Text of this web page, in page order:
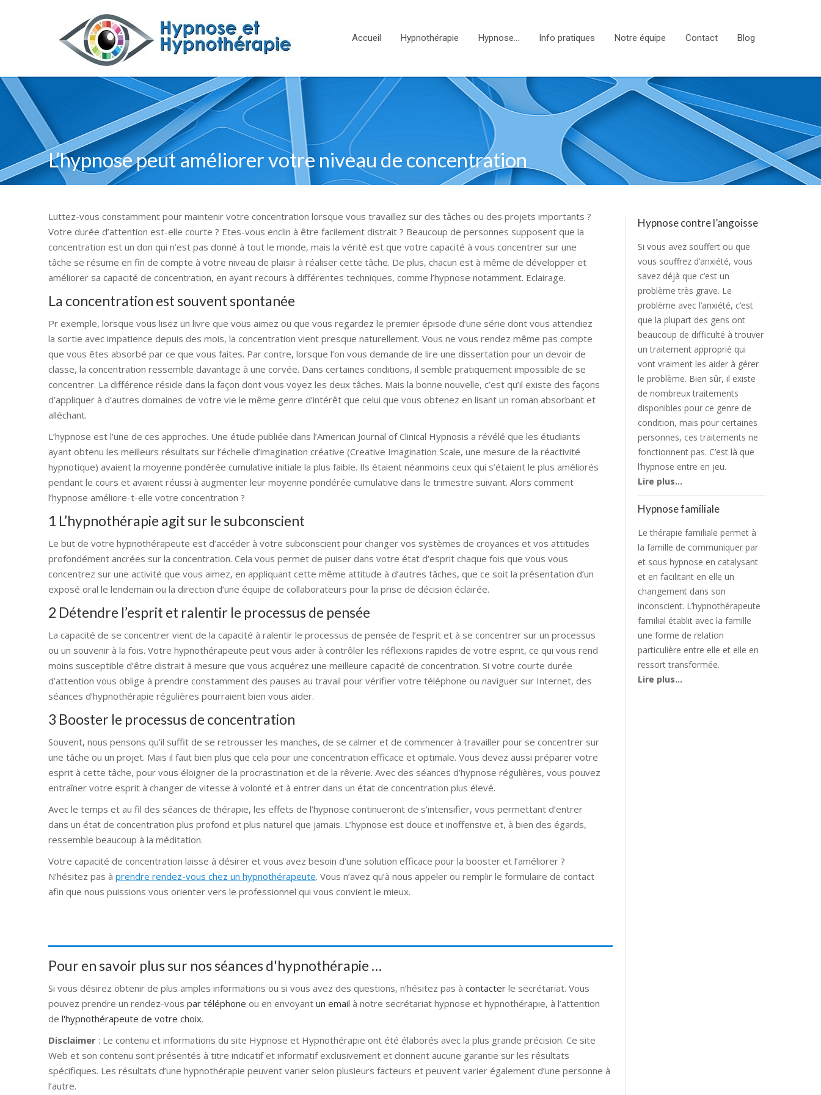
Accueil Hypnothérapie Hypnose… Info pratiques Notre équipe Contact Blog
L’hypnose peut améliorer votre niveau de concentration
Luttez-vous constamment pour maintenir votre concentration lorsque vous travaillez sur des tâches ou des projets importants ?
Votre durée d’attention est-elle courte ? Etes-vous enclin à être facilement distrait ? Beaucoup de personnes supposent que la
concentration est un don qui n’est pas donné à tout le monde, mais la vérité est que votre capacité à vous concentrer sur une
tâche se résume en fin de compte à votre niveau de plaisir à réaliser cette tâche. De plus, chacun est à même de développer et
améliorer sa capacité de concentration, en ayant recours à différentes techniques, comme l’hypnose notamment. Eclairage.
La concentration est souvent spontanée
Pr exemple, lorsque vous lisez un livre que vous aimez ou que vous regardez le premier épisode d’une série dont vous attendiez
la sortie avec impatience depuis des mois, la concentration vient presque naturellement. Vous ne vous rendez même pas compte
que vous êtes absorbé par ce que vous faites. Par contre, lorsque l’on vous demande de lire une dissertation pour un devoir de
classe, la concentration ressemble davantage à une corvée. Dans certaines conditions, il semble pratiquement impossible de se
concentrer. La différence réside dans la façon dont vous voyez les deux tâches. Mais la bonne nouvelle, c’est qu’il existe des façons
d’appliquer à d’autres domaines de votre vie le même genre d’intérêt que celui que vous obtenez en lisant un roman absorbant et
alléchant.
L’hypnose est l’une de ces approches. Une étude publiée dans l’American Journal of Clinical Hypnosis a révélé que les étudiants
ayant obtenu les meilleurs résultats sur l’échelle d’imagination créative (Creative Imagination Scale, une mesure de la réactivité
hypnotique) avaient la moyenne pondérée cumulative initiale la plus faible. Ils étaient néanmoins ceux qui s’étaient le plus améliorés
pendant le cours et avaient réussi à augmenter leur moyenne pondérée cumulative dans le trimestre suivant. Alors comment
l’hypnose améliore-t-elle votre concentration ?
1 L’hypnothérapie agit sur le subconscient
Le but de votre hypnothérapeute est d’accéder à votre subconscient pour changer vos systèmes de croyances et vos attitudes
profondément ancrées sur la concentration. Cela vous permet de puiser dans votre état d’esprit chaque fois que vous vous
concentrez sur une activité que vous aimez, en appliquant cette même attitude à d’autres tâches, que ce soit la présentation d’un
exposé oral le lendemain ou la direction d’une équipe de collaborateurs pour la prise de décision éclairée.
2 Détendre l’esprit et ralentir le processus de pensée
La capacité de se concentrer vient de la capacité à ralentir le processus de pensée de l’esprit et à se concentrer sur un processus
ou un souvenir à la fois. Votre hypnothérapeute peut vous aider à contrôler les réflexions rapides de votre esprit, ce qui vous rend
moins susceptible d’être distrait à mesure que vous acquérez une meilleure capacité de concentration. Si votre courte durée
d’attention vous oblige à prendre constamment des pauses au travail pour vérifier votre téléphone ou naviguer sur Internet, des
séances d’hypnothérapie régulières pourraient bien vous aider.
3 Booster le processus de concentration
Souvent, nous pensons qu’il suffit de se retrousser les manches, de se calmer et de commencer à travailler pour se concentrer sur
une tâche ou un projet. Mais il faut bien plus que cela pour une concentration efficace et optimale. Vous devez aussi préparer votre
esprit à cette tâche, pour vous éloigner de la procrastination et de la rêverie. Avec des séances d’hypnose régulières, vous pouvez
entraîner votre esprit à changer de vitesse à volonté et à entrer dans un état de concentration plus élevé.
Avec le temps et au fil des séances de thérapie, les effets de l’hypnose continueront de s’intensifier, vous permettant d’entrer
dans un état de concentration plus profond et plus naturel que jamais. L’hypnose est douce et inoffensive et, à bien des égards,
ressemble beaucoup à la méditation.
Votre capacité de concentration laisse à désirer et vous avez besoin d’une solution efficace pour la booster et l’améliorer ?
N’hésitez pas à prendre rendez-vous chez un hypnothérapeute. Vous n’avez qu’à nous appeler ou remplir le formulaire de contact
afin que nous puissions vous orienter vers le professionnel qui vous convient le mieux.
Pour en savoir plus sur nos séances d'hypnothérapie …
Si vous désirez obtenir de plus amples informations ou si vous avez des questions, n’hésitez pas à contacter le secrétariat. Vous
pouvez prendre un rendez-vous par téléphone ou en envoyant un email à notre secrétariat hypnose et hypnothérapie, à l’attention
de l'hypnothérapeute de votre choix.
Disclaimer : Le contenu et informations du site Hypnose et Hypnothérapie ont été élaborés avec la plus grande précision. Ce site
Web et son contenu sont présentés à titre indicatif et informatif exclusivement et donnent aucune garantie sur les résultats
spécifiques. Les résultats d’une hypnothérapie peuvent varier selon plusieurs facteurs et peuvent varier également d’une personne à
l’autre.
Hypnose contre l’angoisse
Si vous avez souffert ou que
vous souffrez d’anxiété, vous
savez déjà que c’est un
problème très grave. Le
problème avec l’anxiété, c’est
que la plupart des gens ont
beaucoup de difficulté à trouver
un traitement approprié qui
vont vraiment les aider à gérer
le problème. Bien sûr, il existe
de nombreux traitements
disponibles pour ce genre de
condition, mais pour certaines
personnes, ces traitements ne
fonctionnent pas. C’est là que
l’hypnose entre en jeu.
Lire plus…
Hypnose familiale
Le thérapie familiale permet à
la famille de communiquer par
et sous hypnose en catalysant
et en facilitant en elle un
changement dans son
inconscient. L’hypnothérapeute
familial établit avec la famille
une forme de relation
particulière entre elle et elle en
ressort transformée.
Lire plus…